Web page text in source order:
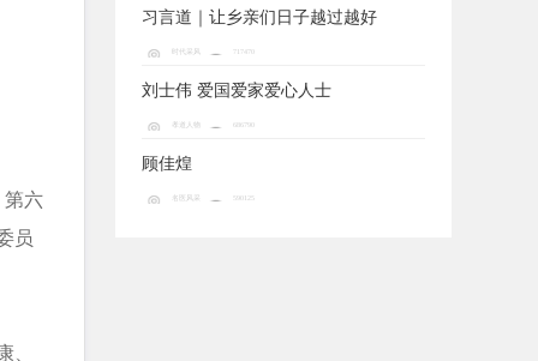
第六
员
、
习言道｜让乡亲们日子越过越好
时代采风 717470
刘士伟 爱国爱家爱心人士
孝道人物 686790
顾佳煌
名医风采 590125